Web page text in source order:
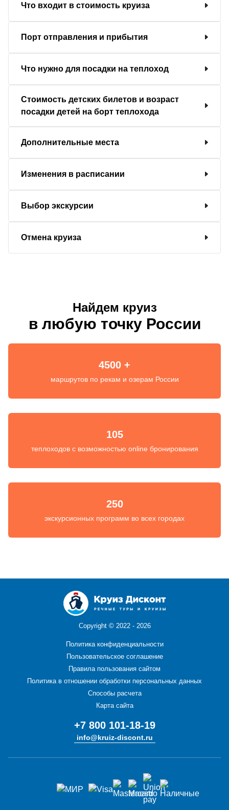
Что входит в стоимость круиза
Порт отправления и прибытия
Что нужно для посадки на теплоход
Стоимость детских билетов и возраст
посадки детей на борт теплохода
Дополнительные места
Изменения в расписании
Выбор экскурсии
Отмена круиза
Найдем круиз
в любую точку России
4500 +
маршрутов по рекам и озерам России
105
теплоходов с возможностью online бронирования
250
экскурсионных программ во всех городах
Copyright © 2022 - 2026
Политика конфиденциальности
Пользовательское соглашение
Правила пользования сайтом
Политика в отношении обработки персональных данных
Способы расчета
Карта сайта
+7 800 101-18-19
info@kruiz-discont.ru